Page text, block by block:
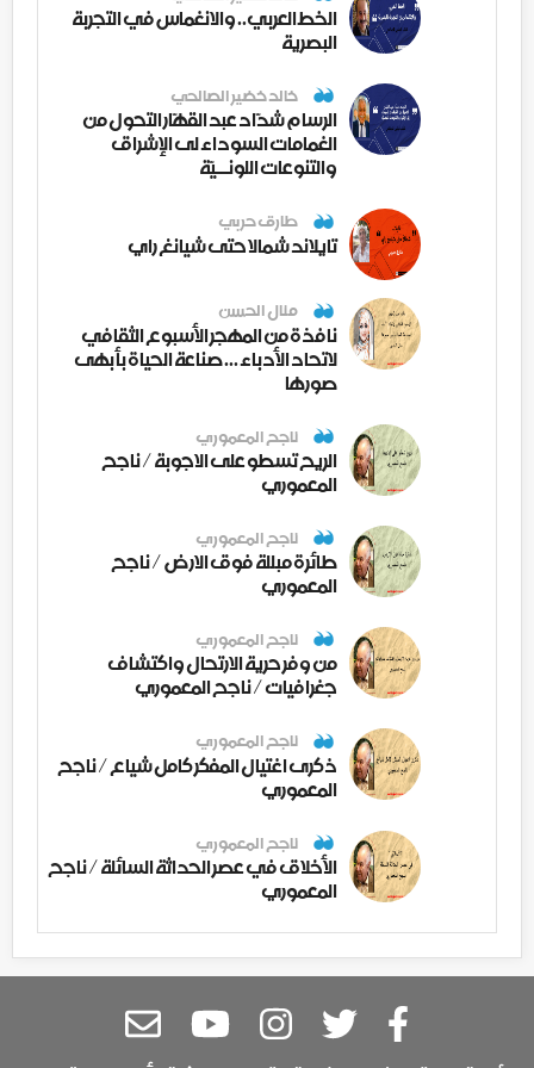
الخط العربي.. والانغماس في التجربة
البصرية
خالد خضير الصالحي
الرسام شدّاد عبد القهّار التحول من
الغمامات السوداء لى الإشراق
والتنوعات اللونــيّة
طارق حربي
تايلاند شمالا حتى شيانغ راي
منال الحسن
نافذة من المهجر الأسبوع الثقافي
لاتحاد الأدباء ... صناعة الحياة بأبهى
صورها
ناجح المعموري
الريح تسطو على الاجوبة / ناجح
المعموري
ناجح المعموري
طائرة مبللة فوق الارض / ناجح
المعموري
ناجح المعموري
من وفر حرية الارتحال واكتشاف
جغرافيات / ناجح المعموري
ناجح المعموري
ذكرى اغتيال المفكر كامل شياع / ناجح
المعموري
ناجح المعموري
الأخلاق في عصر الحداثة السائلة / ناجح
المعموري